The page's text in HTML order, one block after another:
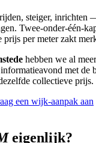
steiger, inrichten
Twee-onder-één-
prijs per meter zakt
hebben we al
met de
collectieve prijs.
een wijk-aanpak aan
eigenlijk?